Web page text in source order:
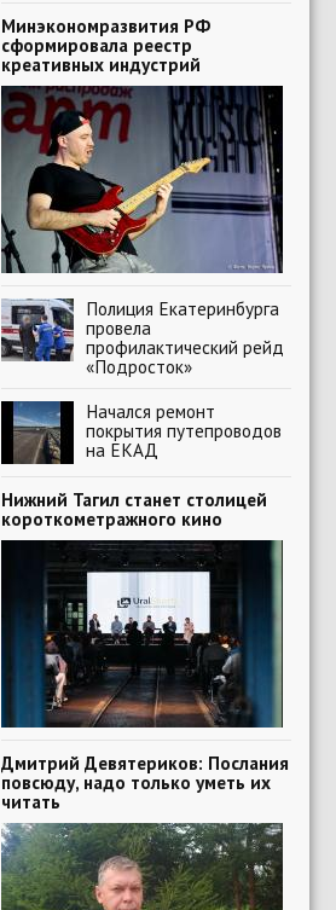
Минэкономразвития РФ
сформировала реестр
креативных индустрий
Полиция Екатеринбурга
провела
профилактический рейд
«Подросток»
Начался ремонт
покрытия путепроводов
на ЕКАД
Нижний Тагил станет столицей
короткометражного кино
Дмитрий Девятериков: Послания
повсюду, надо только уметь их
читать